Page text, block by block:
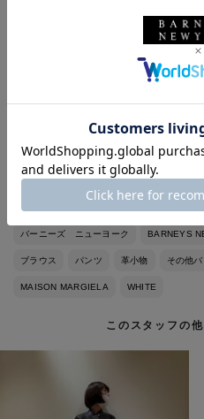
ソールとクロップ丈のトップスが
で着用出来るアレンジがしやすい
足元にはスッキリ見えるシルエ
イリングしました。
バーニーズ ニューヨーク BARNEYS
ブラウス パンツ 革小物 その他
MAISON MARGIELA WHITE
このスタッフの